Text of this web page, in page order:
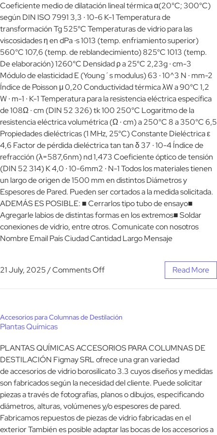
Coeficiente medio de dilatación lineal térmica α(20°C; 300°C)
según DIN ISO 7991 3,3 ∙ 10-6 K-1 Temperatura de
transformación Tg 525°C Temperaturas de vidrio para las
viscosidades η en dPa ∙s 1013 (temp. enfriamiento superior)
560°C 107,6 (temp. de reblandecimiento) 825°C 1013 (temp.
De elaboración) 1260°C Densidad ρ a 25°C 2,23g ∙ cm-3
Módulo de elasticidad E (Young´s modulus) 63 ∙ 10^3 N ∙ mm-2
Índice de Poisson μ 0,20 Conductividad térmica λW a 90°C 1,2
W ∙ m-1 ∙ K-1 Temperatura para la resistencia eléctrica específica
de 108Ω ∙ cm (DIN 52 326) tk 100 250°C Logaritmo de la
resistencia eléctrica volumétrica (Ω ∙ cm) a 250°C 8 a 350°C 6,5
Propiedades dieléctricas (1 MHz, 25°C) Constante Dieléctrica ε
4,6 Factor de pérdida dieléctrica tan tan δ 37 ∙ 10-4 Índice de
refracción (λ=587,6nm) nd 1,473 Coeficiente óptico de tensión
(DIN 52 314) K 4,0 ∙ 10-6mm2 ∙ N-1 Todos los materiales tienen
un largo de origen de 1500 mm en distintos Diámetros y
Espesores de Pared. Pueden ser cortados a la medida solicitada.
ADEMÁS ES POSIBLE: ■ Cerrarlos tipo tubo de ensayo■
Agregarle labios de distintas formas en los extremos■ Soldar
conexiones de vidrio, entre otros. Comunicate con nosotros
Nombre Email País Ciudad Cantidad Largo Mensaje
21 July, 2025/Comments Off Read More
Accesorios para Columnas de Destilación
Plantas Químicas
PLANTAS QUÍMICAS ACCESORIOS PARA COLUMNAS DE
DESTILACIÓN Figmay SRL ofrece una gran variedad
de accesorios de vidrio borosilicato 3.3 cuyos diseños y medidas
son fabricados según la necesidad del cliente. Puede solicitar
piezas a través de fotografías, planos o dibujos, especificando
diámetros, alturas, volúmenes y/o espesores de pared.
Fabricamos repuestos de piezas de vidrio fabricadas en el
exterior También es posible adaptar las bocas de los accesorios a